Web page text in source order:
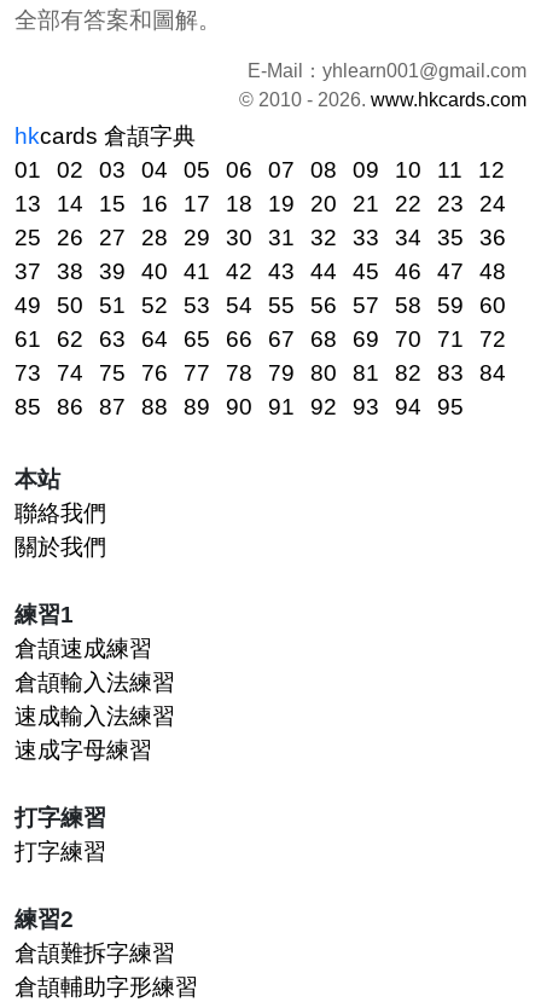
全部有答案和圖解。
E-Mail： yhlearn001@gmail.com
© 2010 - 2026. www.hkcards.com
hkcards 倉頡字典
01
02 03 04 05 06 07 08 09 10 11
12
13
14 15 16 17 18 19 20 21 22 23
24
25
26 27 28 29 30 31 32 33 34 35
36
37
38 39 40 41 42 43 44 45 46 47
48
49
50 51 52 53 54 55 56 57 58 59
60
61
62 63 64 65 66 67 68 69 70 71
72
73
74 75 76 77 78 79 80 81 82 83
84
85
86 87 88 89 90 91 92 93 94 95
本站
聯絡我們
關於我們
練習1
倉頡速成練習
倉頡輸入法練習
速成輸入法練習
速成字母練習
打字練習
打字練習
練習2
倉頡難拆字練習
倉頡輔助字形練習